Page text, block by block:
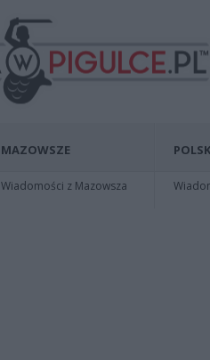
MAZOWSZE
Wiadomości z Mazowsza